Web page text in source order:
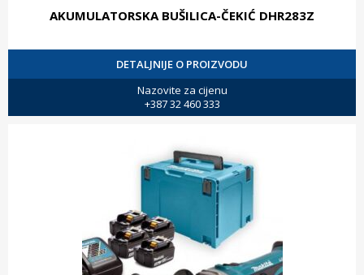
AKUMULATORSKA BUŠILICA-ČEKIĆ DHR283Z
DETALJNIJE O PROIZVODU
Nazovite za cijenu
+387 32 460 333